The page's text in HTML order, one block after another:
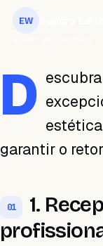
EW
D
garantir o
01
1.